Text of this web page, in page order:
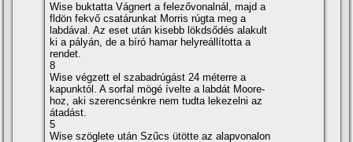
Wise buktatta Vágnert a felezővonalnál, majd a
fldön fekvő csatárunkat Morris rúgta meg a
labdával. Az eset után kisebb lökdsődés alakult
ki a pályán, de a bí­ró hamar helyreállí­totta a
rendet.
8
Wise végzett el szabadrúgást 24 méterre a
kapunktól. A sorfal mögé í­velte a labdát Moore-
hoz, aki szerencsénkre nem tudta lekezelni az
átadást.
5
Wise szöglete után Szűcs ütötte az alapvonalon